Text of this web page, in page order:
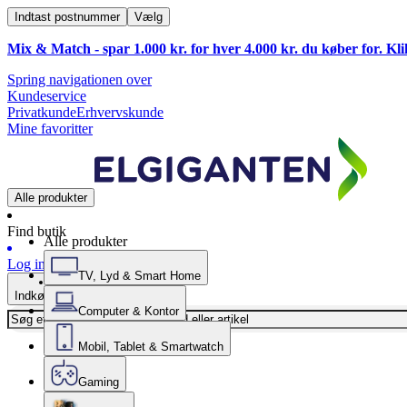
Indtast postnummer Vælg
Mix & Match - spar 1.000 kr. for hver 4.000 kr. du køber for.
Spring navigationen over
Kundeservice
PrivatkundeErhvervskunde
Mine favoritter
Alle produkter
Find butik
Log ind
Indkøbskurv
Alle produkter
TV, Lyd & Smart Home
Computer & Kontor
Mobil, Tablet & Smartwatch
Gaming